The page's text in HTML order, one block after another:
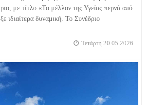
με τίτλο «Το μέλλον της Υγείας περνά από
ιδιαίτερα δυναμική. Το Συνέδριο
Τετάρτη 20.05.2026